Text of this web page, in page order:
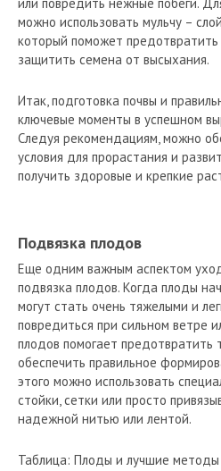
можно использовать мульчу –
который поможет предотвратить
защитить семена от высыхания.
Итак, подготовка почвы и
ключевые моменты в успешном
Следуя рекомендациям, можно
условия для прорастания и
получить здоровые и крепкие
Подвязка плодов
Еще одним важным аспектом
подвязка плодов. Когда плоды
могут стать очень тяжелыми и
повредиться при сильном ветре
плодов помогает предотвратить
обеспечить правильное
этого можно использовать
стойки, сетки или просто
надежной нитью или лентой.
Таблица: Плоды и лучшие методы